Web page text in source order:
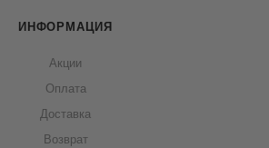
ИНФОРМАЦИЯ
Акции
Оплата
Доставка
Возврат